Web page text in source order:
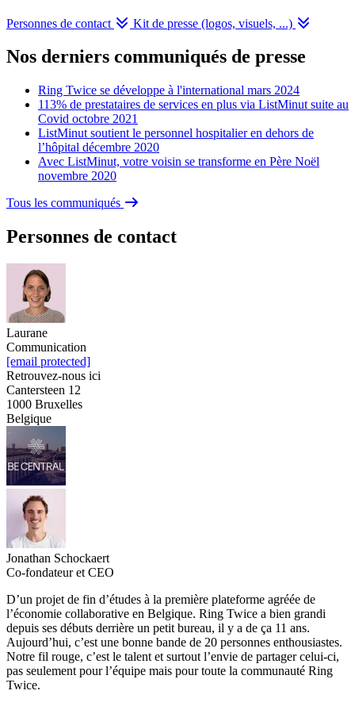
Personnes de contact Kit de presse (logos, visuels, ...)
Nos derniers communiqués de presse
Ring Twice se développe à l'international mars 2024
113% de prestataires de services en plus via ListMinut suite au
Covid octobre 2021
ListMinut soutient le personnel hospitalier en dehors de
l’hôpital décembre 2020
Avec ListMinut, votre voisin se transforme en Père Noël
novembre 2020
Tous les communiqués
Personnes de contact
Laurane
Communication
[email protected]
Retrouvez-nous ici
Cantersteen 12
1000 Bruxelles
Belgique
Jonathan Schockaert
Co-fondateur et CEO
D’un projet de fin d’études à la première plateforme agréée de
l’économie collaborative en Belgique. Ring Twice a bien grandi
depuis ses débuts derrière un petit bureau, il y a de ça 11 ans.
Aujourd’hui, c’est une bonne bande de 20 personnes enthousiastes.
Notre fil rouge, c’est le talent et surtout l’envie de partager celui-ci,
pas seulement pour l’équipe mais pour toute la communauté Ring
Twice.